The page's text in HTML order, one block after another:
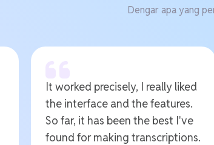
Dengar apa yang
It worked precisely, I really liked
the interface and the features.
So far, it has been the best I've
found for making transcriptions.